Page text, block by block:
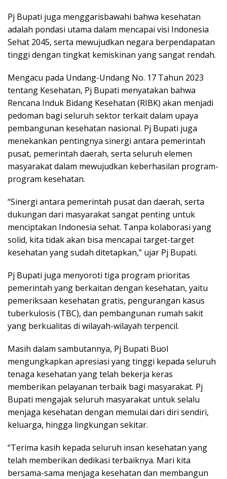
Pj Bupati juga menggarisbawahi bahwa kesehatan
adalah pondasi utama dalam mencapai visi Indonesia
Sehat 2045, serta mewujudkan negara berpendapatan
tinggi dengan tingkat kemiskinan yang sangat rendah.
Mengacu pada Undang-Undang No. 17 Tahun 2023
tentang Kesehatan, Pj Bupati menyatakan bahwa
Rencana Induk Bidang Kesehatan (RIBK) akan menjadi
pedoman bagi seluruh sektor terkait dalam upaya
pembangunan kesehatan nasional. Pj Bupati juga
menekankan pentingnya sinergi antara pemerintah
pusat, pemerintah daerah, serta seluruh elemen
masyarakat dalam mewujudkan keberhasilan program-
program kesehatan.
“Sinergi antara pemerintah pusat dan daerah, serta
dukungan dari masyarakat sangat penting untuk
menciptakan Indonesia sehat. Tanpa kolaborasi yang
solid, kita tidak akan bisa mencapai target-target
kesehatan yang sudah ditetapkan,” ujar Pj Bupati.
Pj Bupati juga menyoroti tiga program prioritas
pemerintah yang berkaitan dengan kesehatan, yaitu
pemeriksaan kesehatan gratis, pengurangan kasus
tuberkulosis (TBC), dan pembangunan rumah sakit
yang berkualitas di wilayah-wilayah terpencil.
Masih dalam sambutannya, Pj Bupati Buol
mengungkapkan apresiasi yang tinggi kepada seluruh
tenaga kesehatan yang telah bekerja keras
memberikan pelayanan terbaik bagi masyarakat. Pj
Bupati mengajak seluruh masyarakat untuk selalu
menjaga kesehatan dengan memulai dari diri sendiri,
keluarga, hingga lingkungan sekitar.
“Terima kasih kepada seluruh insan kesehatan yang
telah memberikan dedikasi terbaiknya. Mari kita
bersama-sama menjaga kesehatan dan membangun